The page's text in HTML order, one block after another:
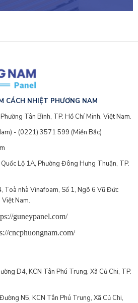
CÁCH NHIỆT PHƯƠNG NAM
Tân Bình, TP. Hồ Chí Minh, Việt Nam.
- (0221) 3571 599 (Miền Bắc)
Lộ 1A, Phường Đông Hưng Thuận, TP.
Toà nhà Vinafoam, Số 1, Ngõ 6 Vũ Đức
Nam.
guneypanel.com/
cncphuongnam.com/
D4, KCN Tân Phú Trung, Xã Củ Chi, TP.
N5, KCN Tân Phú Trung, Xã Củ Chi,